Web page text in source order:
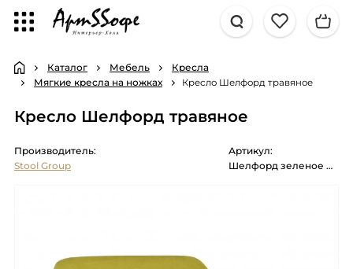
Каталог Мебель
Кресла
Мягкие кресла на ножках
Кресло Шелфорд травяное
Кресло Шелфорд травяное
Производитель:
Stool Group
Артикул:
Шелфорд зеленое мягкое тканевое